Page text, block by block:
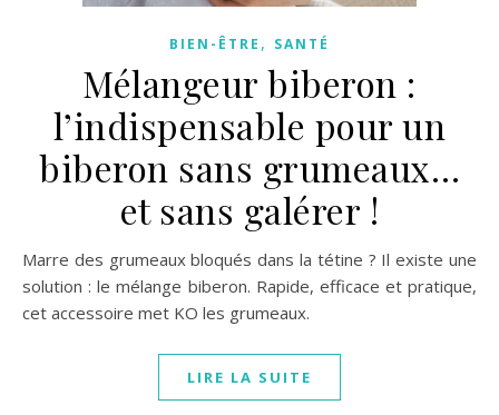
BIEN-ÊTRE , SANTÉ
Mélangeur biberon :
l’indispensable pour un
biberon sans grumeaux…
et sans galérer !
Marre des grumeaux bloqués dans la tétine ? Il existe une
solution : le mélange biberon. Rapide, efficace et pratique,
cet accessoire met KO les grumeaux.
LIRE LA SUITE